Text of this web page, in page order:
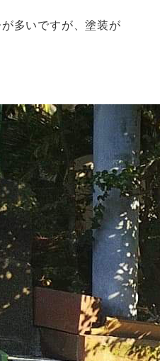
多いですが、塗装が